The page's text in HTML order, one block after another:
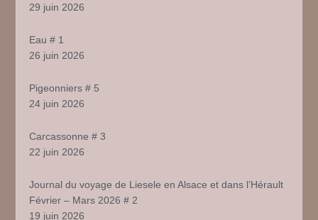
29 juin 2026
Eau # 1
26 juin 2026
Pigeonniers # 5
24 juin 2026
Carcassonne # 3
22 juin 2026
Journal du voyage de Liesele en Alsace et dans l’Hérault
Février – Mars 2026 # 2
19 juin 2026